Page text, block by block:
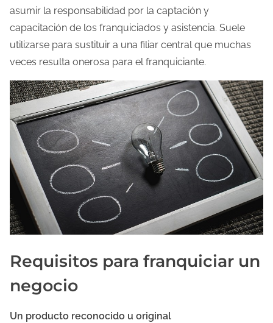
asumir la responsabilidad por la captación y
capacitación de los franquiciados y asistencia. Suele
utilizarse para sustituir a una filiar central que muchas
veces resulta onerosa para el franquiciante.
Requisitos para franquiciar un
negocio
Un producto reconocido u original